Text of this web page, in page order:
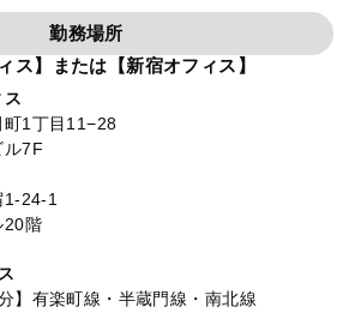
勤務場所
ス】または【新宿オフィス】
ス
町1丁目11−28
ル7F
1-24-1
20階
分】有楽町線・半蔵門線・南北線